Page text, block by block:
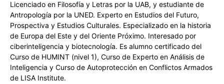
Licenciado en Filosofía y Letras por la UAB, y estudiante de
Antropología por la UNED. Experto en Estudios del Futuro,
Prospectiva y Estudios Culturales. Especializado en la historia
de Europa del Este y del Oriente Próximo. Interesado por
ciberinteligencia y biotecnología. Es alumno certificado del
Curso de HUMINT (nivel 1), Curso de Experto en Análisis de
Inteligencia y Curso de Autoprotección en Conflictos Armados
de LISA Institute.